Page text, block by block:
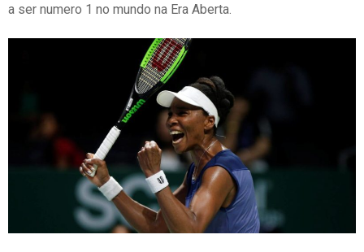
a ser numero 1 no mundo na Era Aberta.